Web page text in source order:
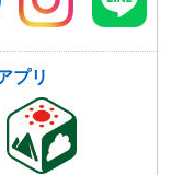
プリ